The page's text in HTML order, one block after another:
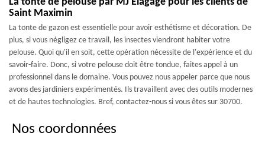
Saint Maximin
La tonte de gazon est essentielle pour avoir esthétisme et décoration. De
plus, si vous négligez ce travail, les insectes viendront habiter votre
pelouse. Quoi qu'il en soit, cette opération nécessite de l'expérience et du
savoir-faire. Donc, si votre pelouse doit être tondue, faites appel à un
professionnel dans le domaine. Vous pouvez nous appeler parce que nous
avons des jardiniers expérimentés. Ils travaillent avec des outils modernes
et de hautes technologies. Bref, contactez-nous si vous êtes sur 30700.
Nos coordonnées